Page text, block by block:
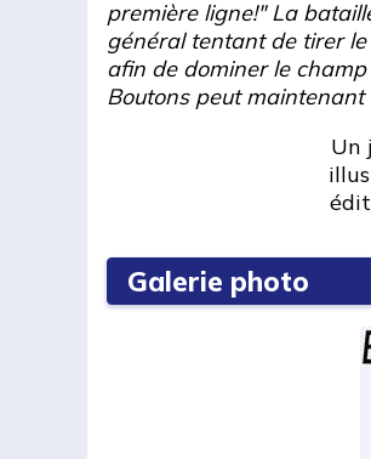
première ligne!" La
général tentant de tirer
afin de dominer le
Boutons peut maintenant
Un
Galerie photo